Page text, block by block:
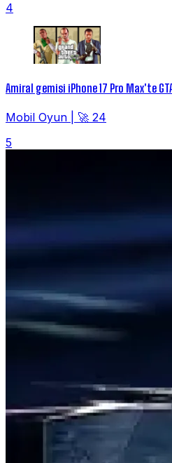
4
Amiral gemisi iPhone 17 Pro Max'te
Mobil Oyun
🚀 24
5